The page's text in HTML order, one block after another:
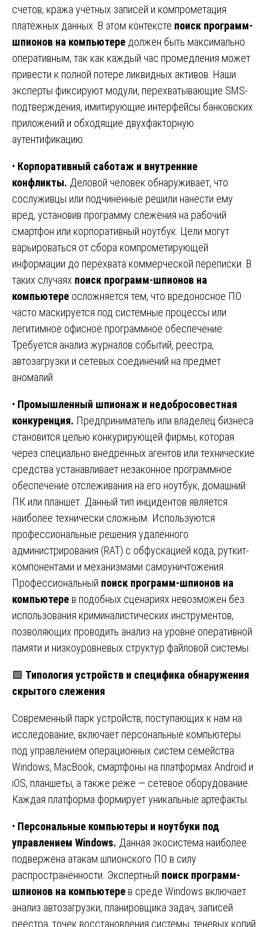
счетов, кража учётных записей и компрометация
платёжных данных. В этом контексте поиск программ-
шпионов на компьютере должен быть максимально
оперативным, так как каждый час промедления может
привести к полной потере ликвидных активов. Наши
эксперты фиксируют модули, перехватывающие SMS-
подтверждения, имитирующие интерфейсы банковских
приложений и обходящие двухфакторную
аутентификацию.
• Корпоративный саботаж и внутренние
конфликты. Деловой человек обнаруживает, что
сослуживцы или подчинённые решили нанести ему
вред, установив программу слежения на рабочий
смартфон или корпоративный ноутбук. Цели могут
варьироваться от сбора компрометирующей
информации до перехвата коммерческой переписки. В
таких случаях поиск программ-шпионов на
компьютере осложняется тем, что вредоносное ПО
часто маскируется под системные процессы или
легитимное офисное программное обеспечение.
Требуется анализ журналов событий, реестра,
автозагрузки и сетевых соединений на предмет
аномалий.
• Промышленный шпионаж и недобросовестная
конкуренция. Предприниматель или владелец бизнеса
становится целью конкурирующей фирмы, которая
через специально внедрённых агентов или технические
средства устанавливает незаконное программное
обеспечение отслеживания на его ноутбук, домашний
ПК или планшет. Данный тип инцидентов является
наиболее технически сложным. Используются
профессиональные решения удалённого
администрирования (RAT) с обфускацией кода, руткит-
компонентами и механизмами самоуничтожения.
Профессиональный поиск программ-шпионов на
компьютере в подобных сценариях невозможен без
использования криминалистических инструментов,
позволяющих проводить анализ на уровне оперативной
памяти и низкоуровневых структур файловой системы.
🟩 Типология устройств и специфика обнаружения
скрытого слежения
Современный парк устройств, поступающих к нам на
исследование, включает персональные компьютеры
под управлением операционных систем семейства
Windows, MacBook, смартфоны на платформах Android и
iOS, планшеты, а также реже — сетевое оборудование.
Каждая платформа формирует уникальные артефакты.
• Персональные компьютеры и ноутбуки под
управлением Windows. Данная экосистема наиболее
подвержена атакам шпионского ПО в силу
распространённости. Экспертный поиск программ-
шпионов на компьютере в среде Windows включает
анализ автозагрузки, планировщика задач, записей
реестра, точек восстановления системы, теневых копий